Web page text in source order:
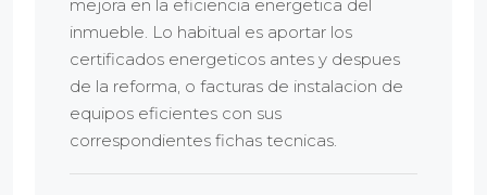
mejora en la eficiencia energetica del
inmueble. Lo habitual es aportar los
certificados energeticos antes y despues
de la reforma, o facturas de instalacion de
equipos eficientes con sus
correspondientes fichas tecnicas.